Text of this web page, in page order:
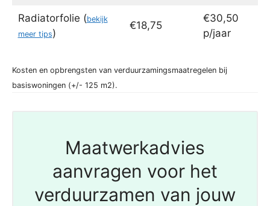
Radiatorfolie (bekijk
meer tips)
€18,75
€30,50
p/jaar
Kosten en opbrengsten van verduurzamingsmaatregelen bij
basiswoningen (+/- 125 m2).
Maatwerkadvies
aanvragen voor het
verduurzamen van jouw